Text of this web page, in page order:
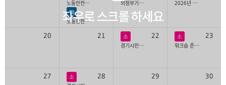
노동안전지킴이 산업언전보건법 교육
대
노동안전지킴이 장애인인식개선교육
의정부기후길라잡이 모임 2026년 하반기 운영위원회
20 21 소
경기시민사회 온라인 자료관 포럼 기획회의
22 소
워크숍 준비회의
23
27 소 28 29 30